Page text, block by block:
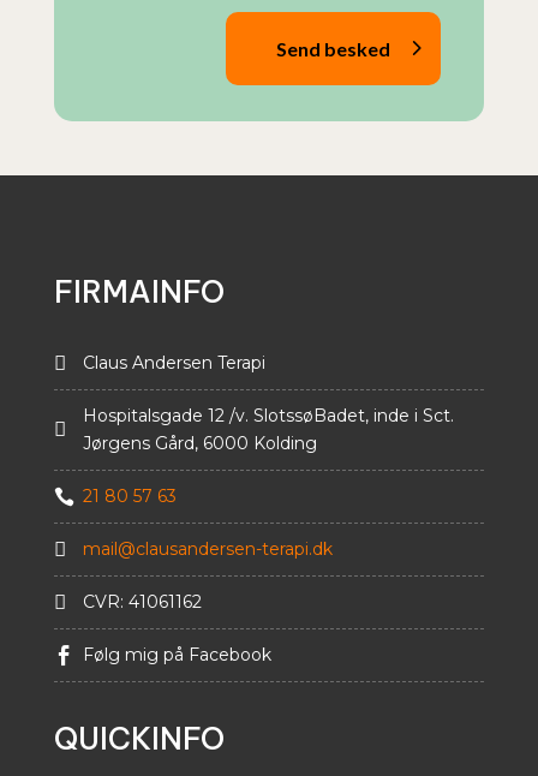
Send besked
FIRMAINFO
 Claus Andersen Terapi

Hospitalsgade 12 /v. SlotssøBadet, inde i Sct.
Jørgens Gård, 6000 Kolding
 21 80 57 63
 mail@clausandersen-terapi.dk
 CVR: 41061162
 Følg mig på Facebook
QUICKINFO